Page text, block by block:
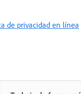
de privacidad en línea